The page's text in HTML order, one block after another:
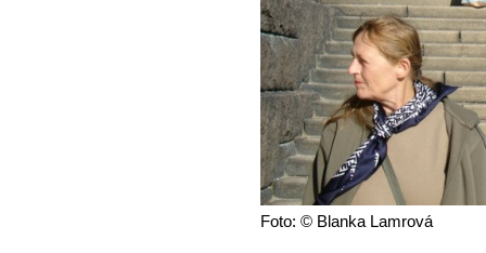
Foto: © Blanka Lamrová